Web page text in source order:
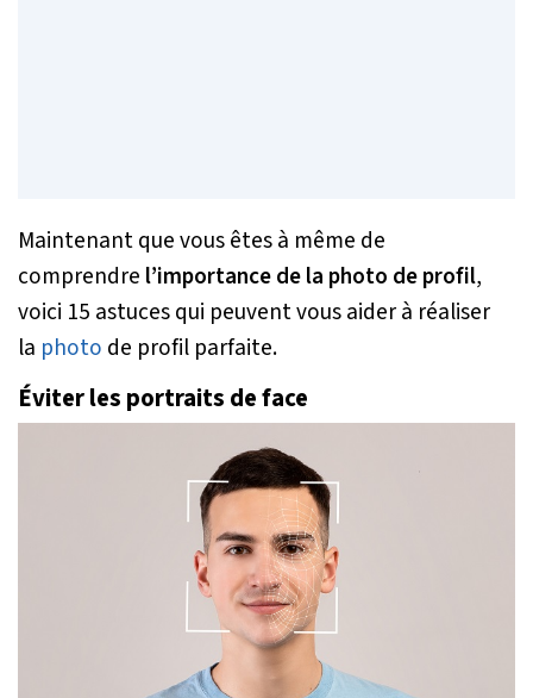
Maintenant que vous êtes à même de
comprendre l’importance de la photo de profil,
voici 15 astuces qui peuvent vous aider à réaliser
la photo de profil parfaite.
Éviter les portraits de face